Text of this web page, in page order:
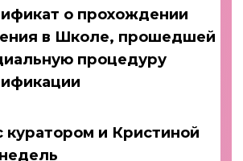
свои навыки
25.000
изделий
доставлено более
по свечеварению и